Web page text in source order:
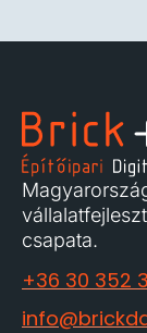
csapata.
+36 30 352